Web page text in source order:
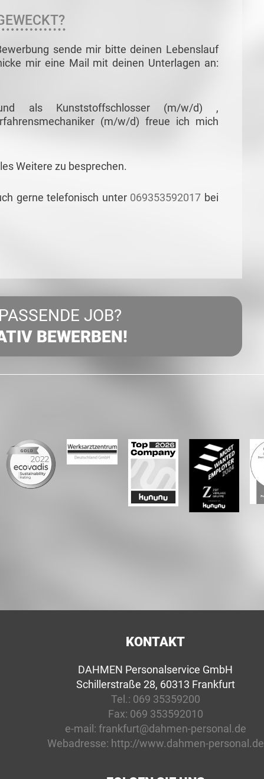
sende mir bitte deinen Lebenslauf
mir eine Mail mit deinen Unterlagen an:
als Kunststoffschlosser (m/w/d) ,
(m/w/d) freue ich mich
Weitere zu besprechen.
gerne telefonisch unter 069353592017 bei
JOB?
BEWERBEN!
KONTAKT
DAHMEN Personalservice GmbH
Schillerstraße 28, 60313 Frankfurt
Tel.: 069 35359200
Fax: 069 353592010
e-mail: frankfurt@dahmen-personal.de
Webadresse: http://www.dahmen-personal.de